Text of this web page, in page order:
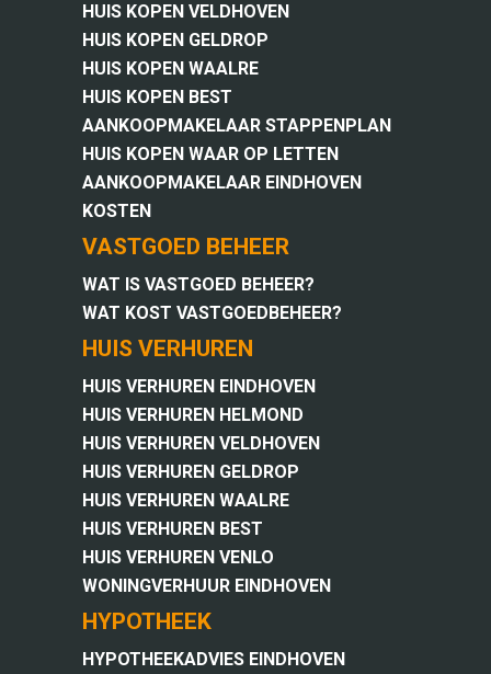
HUIS KOPEN VELDHOVEN
HUIS KOPEN GELDROP
HUIS KOPEN WAALRE
HUIS KOPEN BEST
AANKOOPMAKELAAR STAPPENPLAN
HUIS KOPEN WAAR OP LETTEN
AANKOOPMAKELAAR EINDHOVEN
KOSTEN
VASTGOED BEHEER
WAT IS VASTGOED BEHEER?
WAT KOST VASTGOEDBEHEER?
HUIS VERHUREN
HUIS VERHUREN EINDHOVEN
HUIS VERHUREN HELMOND
HUIS VERHUREN VELDHOVEN
HUIS VERHUREN GELDROP
HUIS VERHUREN WAALRE
HUIS VERHUREN BEST
HUIS VERHUREN VENLO
WONINGVERHUUR EINDHOVEN
HYPOTHEEK
HYPOTHEEKADVIES EINDHOVEN